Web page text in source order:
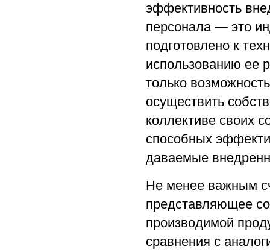
эффективность
персонала — это
подготовлено к
использованию ее
только
осуществить
коллективе своих
способных
даваемые
Не менее важным
представляющее
производимой
сравнения с